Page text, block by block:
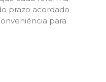
prazo acordado
para